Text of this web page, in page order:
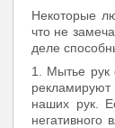
Некоторые
что не
деле
1. Мытье рук
рекламируют
наших рук.
негативного